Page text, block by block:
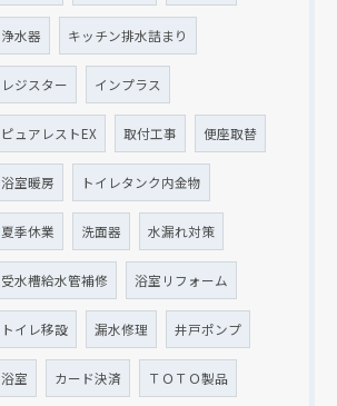
浄水器 キッチン排水詰まり
レジスター インプラス
ピュアレストEX 取付工事 便座取替
浴室暖房 トイレタンク内金物
夏季休業 洗面器 水漏れ対策
受水槽給水管補修 浴室リフォーム
トイレ移設 漏水修理 井戸ポンプ
浴室 カード決済 ＴＯＴＯ製品